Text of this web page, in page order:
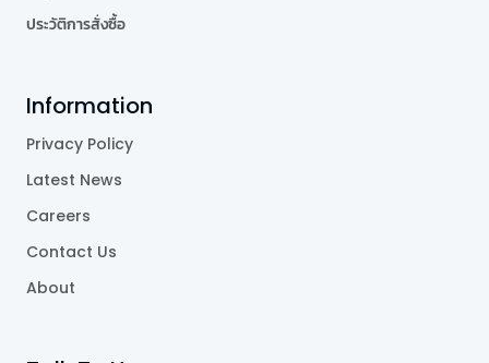
ประวัติการสั่งซื้อ
Information
Privacy Policy
Latest News
Careers
Contact Us
About